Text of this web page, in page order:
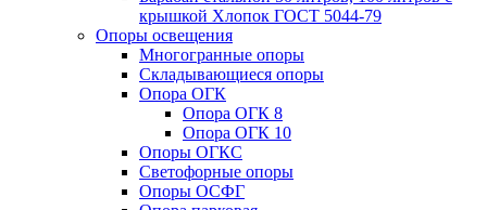
крышкой Хлопок ГОСТ 5044-79
Опоры освещения
Многогранные опоры
Складывающиеся опоры
Опора ОГК
Опора ОГК 8
Опора ОГК 10
Опоры ОГКС
Светофорные опоры
Опоры ОСФГ